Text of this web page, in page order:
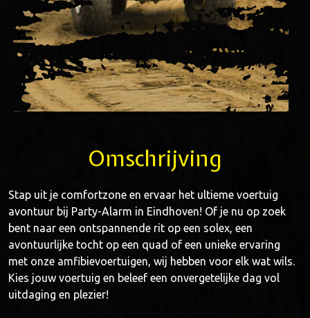
Omschrijving
Stap uit je comfortzone en ervaar het ultieme voertuig
avontuur bij Party-Alarm in Eindhoven! Of je nu op zoek
bent naar een ontspannende rit op een solex, een
avontuurlijke tocht op een quad of een unieke ervaring
met onze amfibievoertuigen, wij hebben voor elk wat wils.
Kies jouw voertuig en beleef een onvergetelijke dag vol
uitdaging en plezier!